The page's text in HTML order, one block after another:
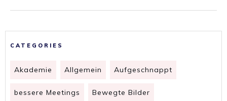
CATEGORIES
Akademie Allgemein Aufgeschnappt
bessere Meetings Bewegte Bilder